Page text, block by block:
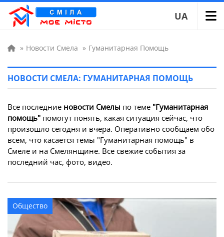
UA
» Новости Смела » Гуманитарная Помощь
НОВОСТИ СМЕЛА: ГУМАНИТАРНАЯ ПОМОЩЬ
Все последние новости Смелы по теме "Гуманитарная
помощь" помогут понять, какая ситуация сейчас, что
произошло сегодня и вчера. Оперативно сообщаем обо
всем, что касается темы "Гуманитарная помощь" в
Смеле и на Смелянщине. Все свежие события за
последний час, фото, видео.
Общество